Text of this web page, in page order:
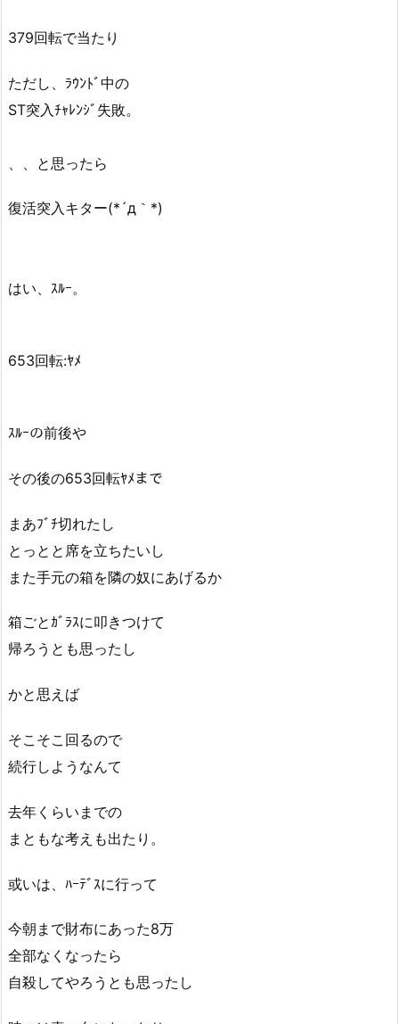
379回転で当たり
ただし、ﾗｳﾝﾄﾞ中の
ST突入ﾁｬﾚﾝｼﾞ失敗。
、、と思ったら
復活突入キター(*´д｀*)
はい、ｽﾙｰ。
653回転:ﾔﾒ
ｽﾙｰの前後や
その後の653回転ﾔﾒまで
まあﾌﾞﾁ切れたし
とっとと席を立ちたいし
また手元の箱を隣の奴にあげるか
箱ごとｶﾞﾗｽに叩きつけて
帰ろうとも思ったし
かと思えば
そこそこ回るので
続行しようなんて
去年くらいまでの
まともな考えも出たり。
或いは、ﾊｰﾃﾞｽに行って
今朝まで財布にあった8万
全部なくなったら
自殺してやろうとも思ったし